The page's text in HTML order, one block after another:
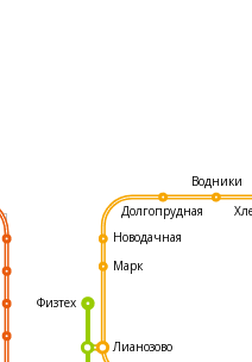
Физтех
Марк
Лианозово
Новодачная
Долгопрудная
Водники